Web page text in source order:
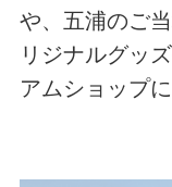
や、五浦のご
リジナルグッ
アムショップ